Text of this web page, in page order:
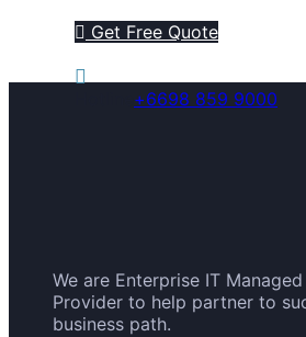
Get Free Quote
+6698 859 9000
We are Enterprise IT
Provider to help partner to
business path.